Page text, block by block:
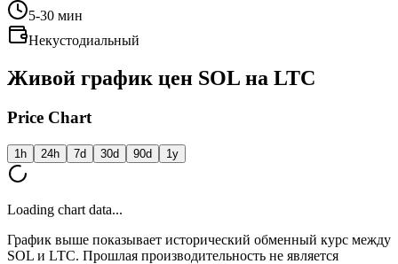
5-30 мин
Некустодиальный
Живой график цен SOL на LTC
Price Chart
1h 24h 7d 30d 90d 1y
Loading chart data...
График выше показывает исторический обменный курс между
SOL и LTC. Прошлая производительность не является